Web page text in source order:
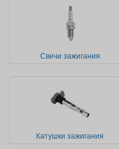
Свечи зажигания
Катушки зажигания